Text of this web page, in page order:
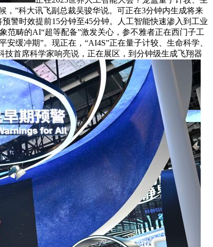
，”科大讯飞副总裁吴骏华说。可正在3分钟内生成将来
警时效提前15分钟至45分钟。人工智能快速渗入到工业
范畴的AI“超等配备”激发关心，参不雅者正在西门子工
缓冲期”。现正在，“AI4S”正在量子计较、生命科学、
首席科学家响亮说，正在展区，到分钟级生成飞翔器